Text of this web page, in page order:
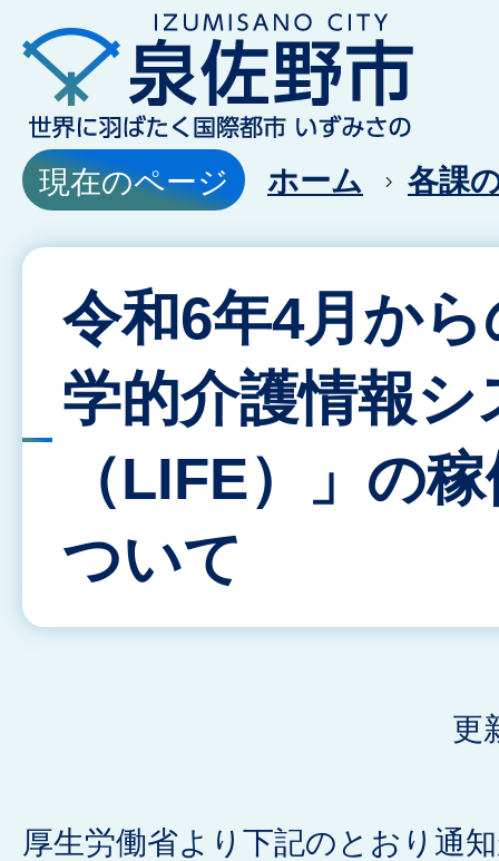
現在のページ ホーム 各課
令和6年4月か
学的介護情報シ
（LIFE）」の
ついて
更
厚生労働省より下記のとおり通